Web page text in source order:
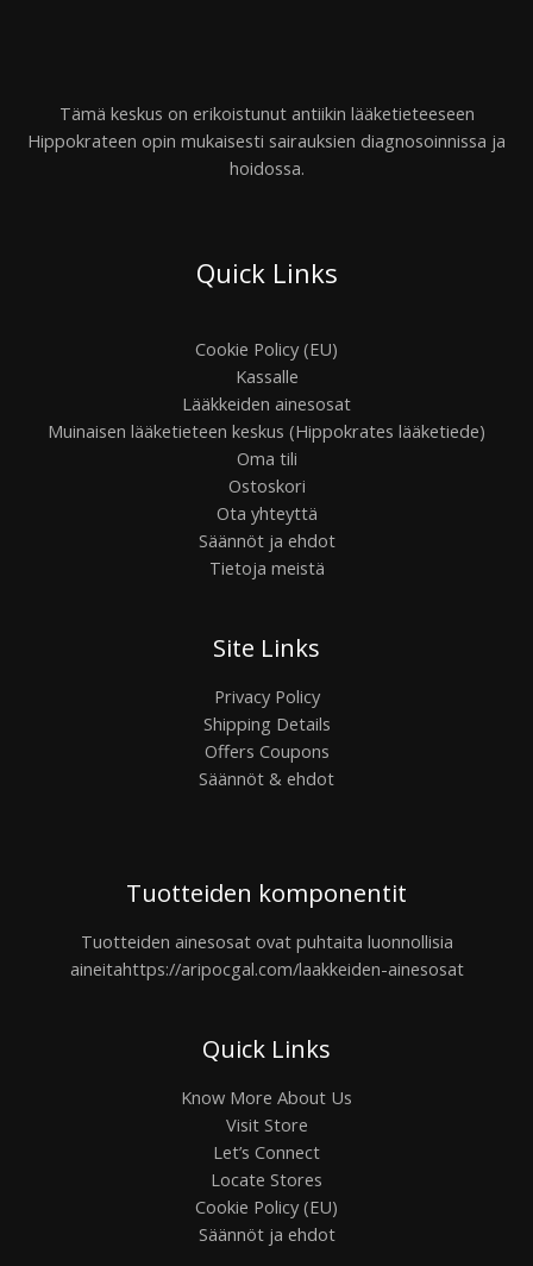
Tämä keskus on erikoistunut antiikin lääketieteeseen
Hippokrateen opin mukaisesti sairauksien diagnosoinnissa ja
hoidossa.
Quick Links
Cookie Policy (EU)
Kassalle
Lääkkeiden ainesosat
Muinaisen lääketieteen keskus (Hippokrates lääketiede)
Oma tili
Ostoskori
Ota yhteyttä
Säännöt ja ehdot
Tietoja meistä
Site Links
Privacy Policy
Shipping Details
Offers Coupons
Säännöt & ehdot
Tuotteiden komponentit
Tuotteiden ainesosat ovat puhtaita luonnollisia
aineitahttps://aripocgal.com/laakkeiden-ainesosat
Quick Links
Know More About Us
Visit Store
Let’s Connect
Locate Stores
Cookie Policy (EU)
Säännöt ja ehdot